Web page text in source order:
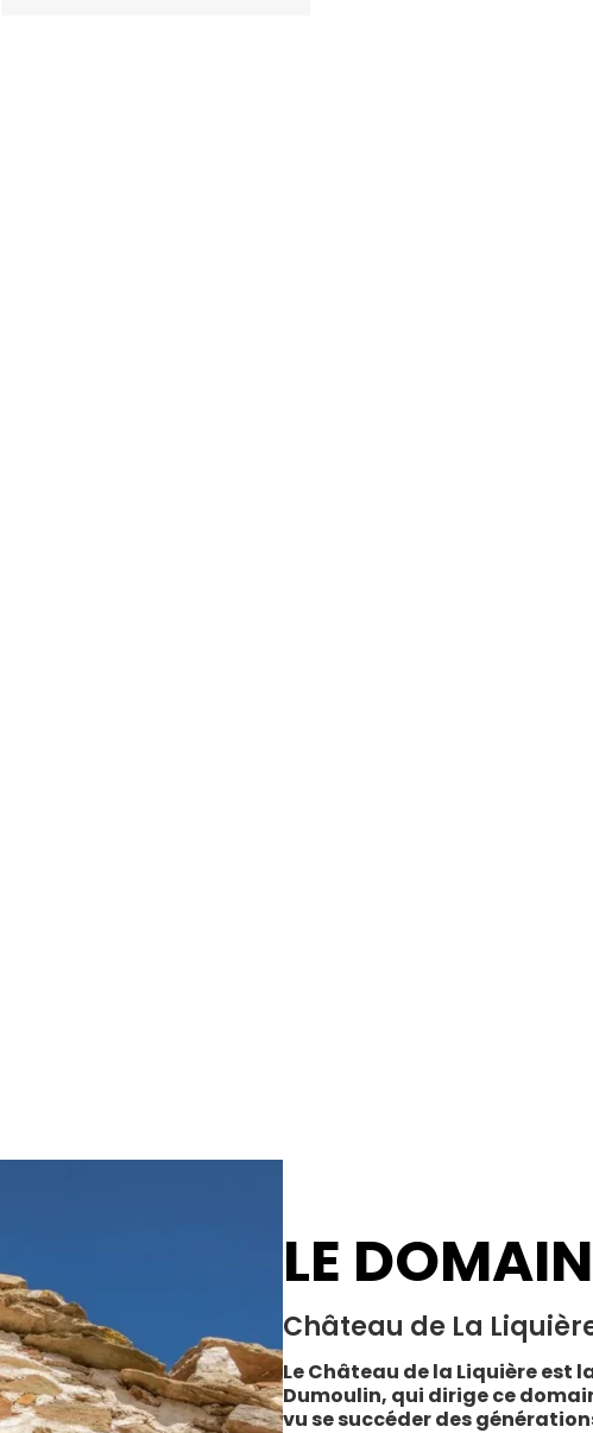
LE
Château de La
Le Château de la Liquière est
Dumoulin, qui dirige ce
vu se succéder des